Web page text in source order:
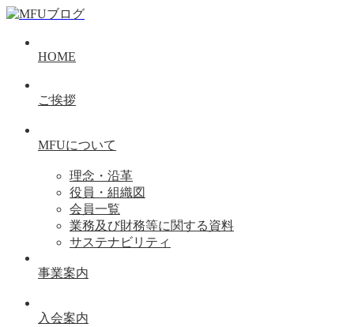
HOME
ご挨拶
MFUについて
理念・沿革
役員・組織図
会員一覧
業務及び財務等に関する資料
サステナビリティ
事業案内
入会案内